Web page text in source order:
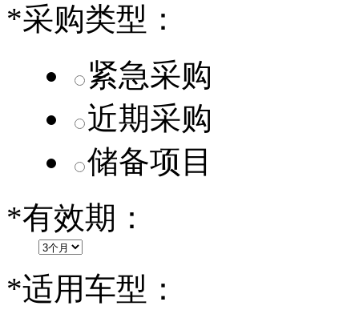
第二代 AION V核心零部件配套供应商一览
*采购类型：
紧急采购
近期采购
储备项目
*有效期：
*适用车型：